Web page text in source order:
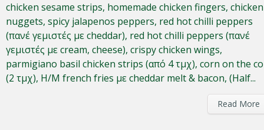
chicken sesame strips, homemade chicken fingers, chicken
nuggets, spicy jalapenos peppers, red hot chilli peppers
(πανέ γεμιστές με cheddar), red hot chilli peppers (πανέ
γεμιστές με cream, cheese), crispy chicken wings,
parmigiano basil chicken strips (από 4 τμχ), corn on the
(2 τμχ), H/M french fries με cheddar melt & bacon, (Half...
Read More